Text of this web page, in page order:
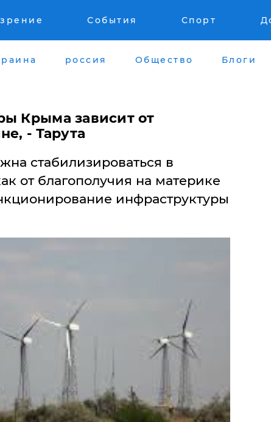
События Спорт
россия Общество Блоги
Крыма зависит от
- Тарута
стабилизироваться в
от благополучия на материке
инфраструктуры